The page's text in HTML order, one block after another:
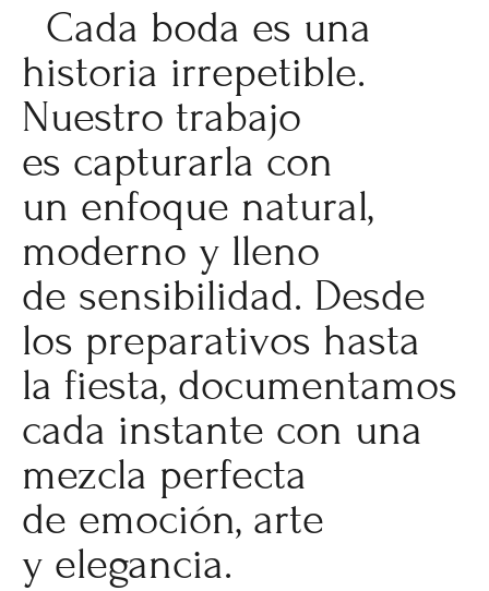
Cada boda es una
historia irrepetible.
Nuestro trabajo
es capturarla con
un enfoque natural,
moderno y lleno
de sensibilidad. Desde
los preparativos hasta
la fiesta, documentamos
cada instante con una
mezcla perfecta
de emoción, arte
y elegancia.